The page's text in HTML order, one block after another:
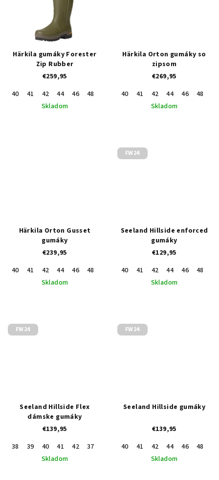
hviezdičiek.
Härkila gumáky Forester
Zip Rubber
€259,95
40
41 42 44 46 48 45
47
Skladom
Härkila Orton gumáky so
zipsom
€269,95
40
41 42 44 46 48
Skladom
Härkila Orton Gusset
gumáky
€239,95
40
41 42 44 46 48 45
47
Skladom
FW24
Seeland Hillside enforced
gumáky
€129,95
40
41 42 44 46 48
Skladom
FW24
Seeland Hillside Flex
dámske gumáky
€139,95
38
39 40 41 42
37
Skladom
FW24
Seeland Hillside gumáky
€139,95
40
41 42 44 46 48
Skladom